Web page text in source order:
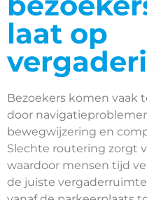
laat op
Bezoekers komen vaak
door
bewegwijzering en
Slechte routering zorgt
waardoor mensen tijd
de juiste